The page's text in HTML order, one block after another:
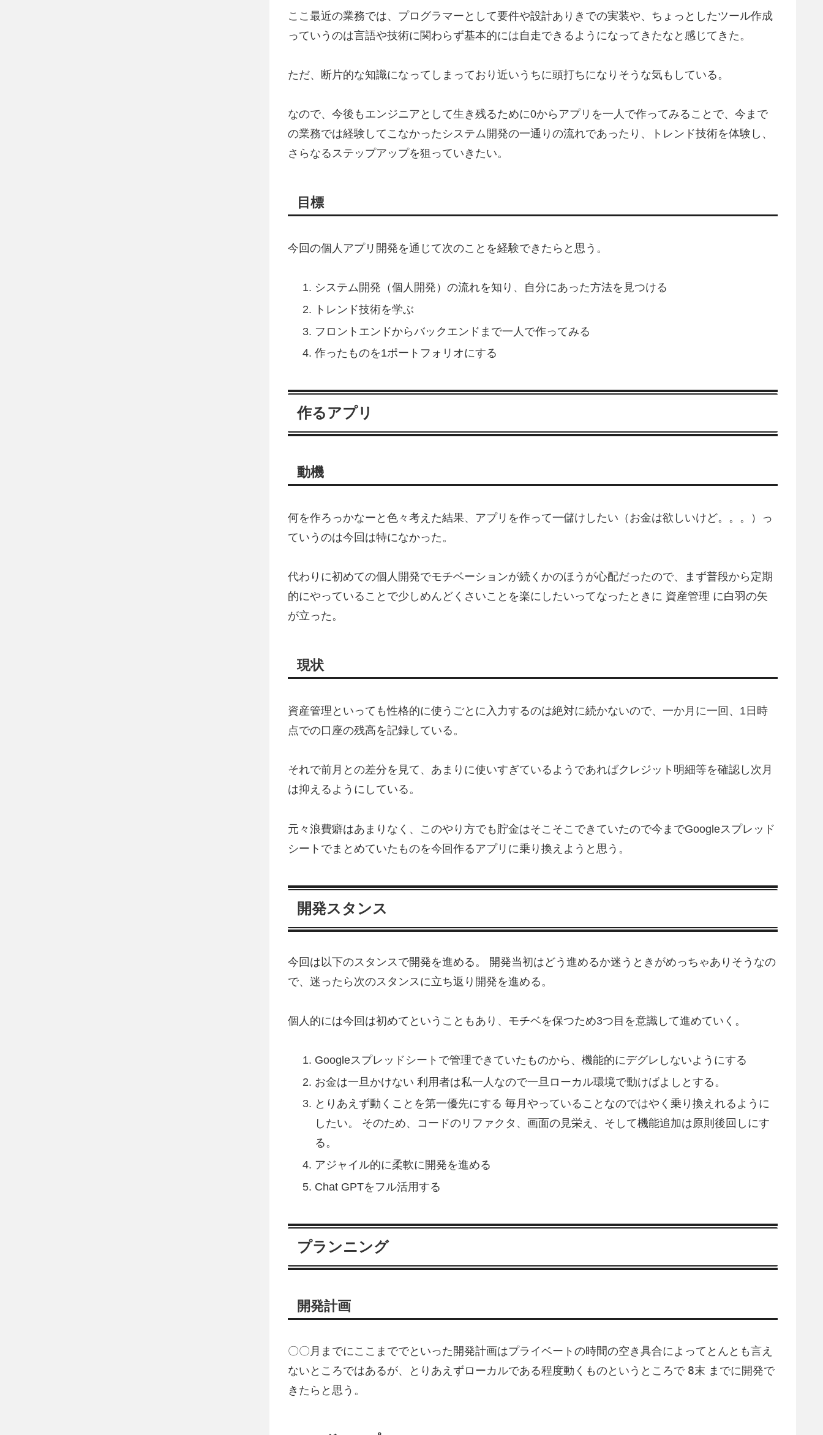
ここ最近の業務では、プログラマーとして要件や設計ありきでの実装や、ちょっとしたツール作成
っていうのは言語や技術に関わらず基本的には自走できるようになってきたなと感じてきた。
ただ、断片的な知識になってしまっており近いうちに頭打ちになりそうな気もしている。
なので、今後もエンジニアとして生き残るために0からアプリを一人で作ってみることで、今まで
の業務では経験してこなかったシステム開発の一通りの流れであったり、トレンド技術を体験し、
さらなるステップアップを狙っていきたい。
目標
今回の個人アプリ開発を通じて次のことを経験できたらと思う。
システム開発（個人開発）の流れを知り、自分にあった方法を見つける
トレンド技術を学ぶ
フロントエンドからバックエンドまで一人で作ってみる
作ったものを1ポートフォリオにする
作るアプリ
動機
何を作ろっかなーと色々考えた結果、アプリを作って一儲けしたい（お金は欲しいけど。。。）っ
ていうのは今回は特になかった。
代わりに初めての個人開発でモチベーションが続くかのほうが心配だったので、まず普段から定期
的にやっていることで少しめんどくさいことを楽にしたいってなったときに 資産管理 に白羽の矢
が立った。
現状
資産管理といっても性格的に使うごとに入力するのは絶対に続かないので、一か月に一回、1日時
点での口座の残高を記録している。
それで前月との差分を見て、あまりに使いすぎているようであればクレジット明細等を確認し次月
は抑えるようにしている。
元々浪費癖はあまりなく、このやり方でも貯金はそこそこできていたので今までGoogleスプレッド
シートでまとめていたものを今回作るアプリに乗り換えようと思う。
開発スタンス
今回は以下のスタンスで開発を進める。 開発当初はどう進めるか迷うときがめっちゃありそうなの
で、迷ったら次のスタンスに立ち返り開発を進める。
個人的には今回は初めてということもあり、モチベを保つため3つ目を意識して進めていく。
Googleスプレッドシートで管理できていたものから、機能的にデグレしないようにする
お金は一旦かけない 利用者は私一人なので一旦ローカル環境で動けばよしとする。
とりあえず動くことを第一優先にする 毎月やっていることなのではやく乗り換えれるように
したい。 そのため、コードのリファクタ、画面の見栄え、そして機能追加は原則後回しにす
る。
アジャイル的に柔軟に開発を進める
Chat GPTをフル活用する
プランニング
開発計画
〇〇月までにここまででといった開発計画はプライベートの時間の空き具合によってとんとも言え
ないところではあるが、とりあえずローカルである程度動くものというところで 8末 までに開発で
きたらと思う。